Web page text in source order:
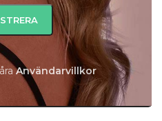
Användarvillkor
I VARUKORG